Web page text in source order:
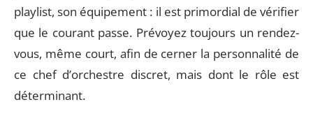
playlist, son équipement : il est primordial de vérifier
que le courant passe. Prévoyez toujours un rendez-
vous, même court, afin de cerner la personnalité de
ce chef d’orchestre discret, mais dont le rôle est
déterminant.